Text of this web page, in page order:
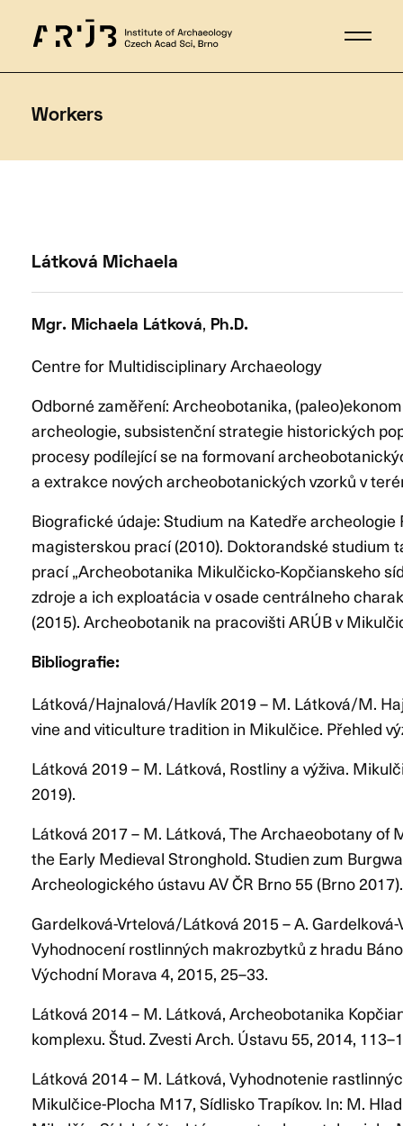
Workers
Látková Michaela
Mgr. Michaela Látková, Ph.D.
Centre for Multidisciplinary Archaeology
Odborné zaměření: Archeobotanika,
archeologie, subsistenční strategie historických
procesy podílející se na formovaní
a extrakce nových archeobotanických vzorků v
Biografické údaje: Studium na Katedře archeologie
magisterskou prací (2010). Doktorandské studium
prací „Archeobotanika Mikulčicko-Kopčianskeho
zdroje a ich exploatácia v osade centrálneho
(2015). Archeobotanik na pracovišti ARÚB v
Bibliografie:
Látková/Hajnalová/Havlík 2019 – M. Látková/M.
vine and viticulture tradition in Mikulčice. Přehled
Látková 2019 – M. Látková, Rostliny a výživa.
2019).
Látková 2017 – M. Látková, The Archaeobotany of
the Early Medieval Stronghold. Studien zum
Archeologického ústavu AV ČR Brno 55 (Brno 2017).
Gardelková-Vrtelová/Látková 2015 – A.
Vyhodnocení rostlinných makrozbytků z hradu
Východní Morava 4, 2015, 25–33.
Látková 2014 – M. Látková, Archeobotanika
komplexu. Štud. Zvesti Arch. Ústavu 55, 2014,
Látková 2014 – M. Látková, Vyhodnotenie
Mikulčice-Plocha M17, Sídlisko Trapíkov. In: M.